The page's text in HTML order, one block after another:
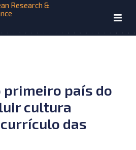
Research &
primeiro país do
cultura
das